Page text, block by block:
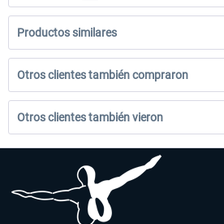
Productos similares
Otros clientes también compraron
Otros clientes también vieron